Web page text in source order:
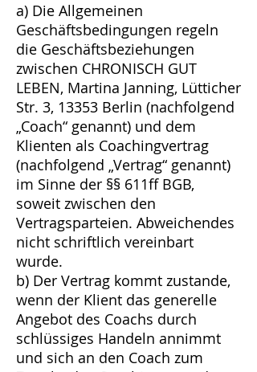
a) Die Allgemeinen
Geschäftsbedingungen regeln
die Geschäftsbeziehungen
zwischen CHRONISCH GUT
LEBEN, Martina Janning, Lütticher
Str. 3, 13353 Berlin (nachfolgend
„Coach“ genannt) und dem
Klienten als Coachingvertrag
(nachfolgend „Vertrag“ genannt)
im Sinne der §§ 611ff BGB,
soweit zwischen den
Vertragsparteien. Abweichendes
nicht schriftlich vereinbart
wurde.
b) Der Vertrag kommt zustande,
wenn der Klient das generelle
Angebot des Coachs durch
schlüssiges Handeln annimmt
und sich an den Coach zum